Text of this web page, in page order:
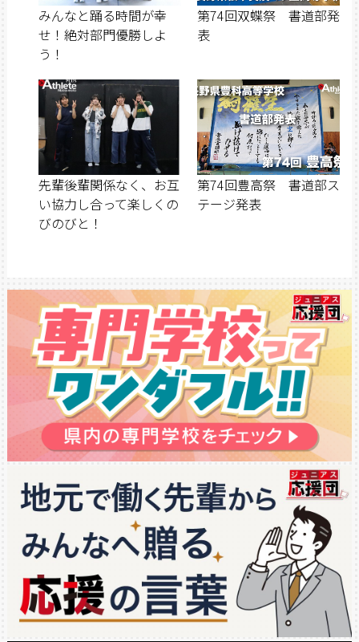
みんなと踊る時間が幸
せ！絶対部門優勝しよ
う！
第74回双蝶祭 書道部発
表
先輩後輩関係なく、お互
い協力し合って楽しくの
びのびと！
第74回豊高祭 書道部ス
テージ発表